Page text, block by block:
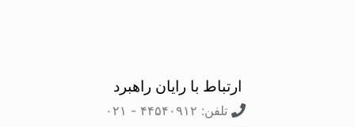
ارتباط با رایان راهبرد
تلفن: ۴۴۵۴۰۹۱۲ - ۰۲۱